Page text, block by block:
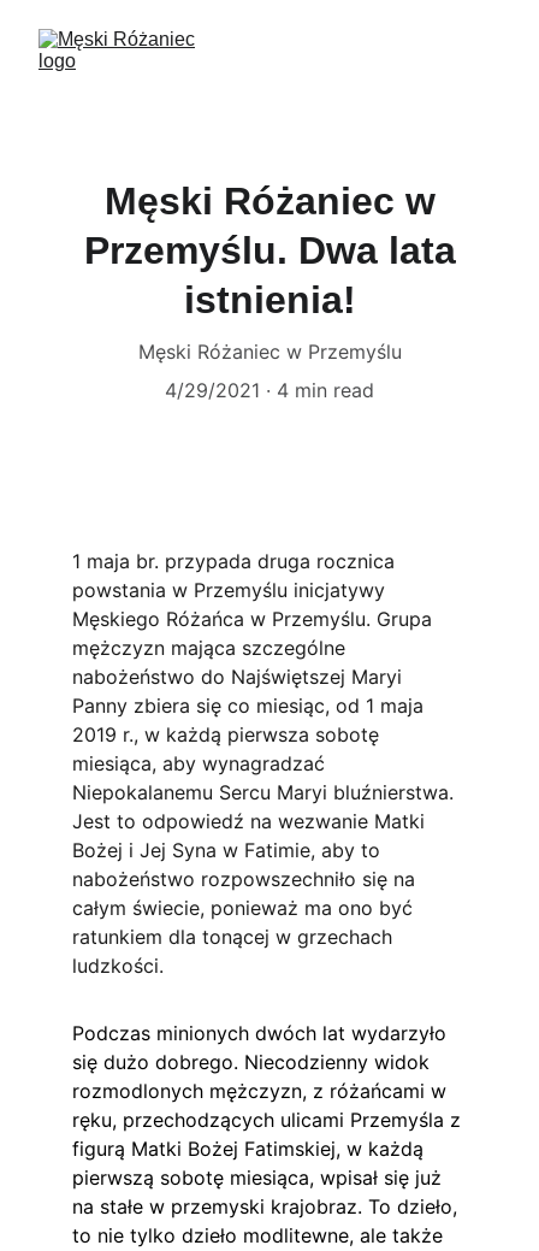
Męski Różaniec w
Przemyślu. Dwa lata
istnienia!
Męski Różaniec w Przemyślu
4/29/2021
4 min read
1 maja br. przypada druga rocznica
powstania w Przemyślu inicjatywy
Męskiego Różańca w Przemyślu. Grupa
mężczyzn mająca szczególne
nabożeństwo do Najświętszej Maryi
Panny zbiera się co miesiąc, od 1 maja
2019 r., w każdą pierwsza sobotę
miesiąca, aby wynagradzać
Niepokalanemu Sercu Maryi bluźnierstwa.
Jest to odpowiedź na wezwanie Matki
Bożej i Jej Syna w Fatimie, aby to
nabożeństwo rozpowszechniło się na
całym świecie, ponieważ ma ono być
ratunkiem dla tonącej w grzechach
ludzkości.
Podczas minionych dwóch lat wydarzyło
się dużo dobrego. Niecodzienny widok
rozmodlonych mężczyzn, z różańcami w
ręku, przechodzących ulicami Przemyśla z
figurą Matki Bożej Fatimskiej, w każdą
pierwszą sobotę miesiąca, wpisał się już
na stałe w przemyski krajobraz. To dzieło,
to nie tylko dzieło modlitewne, ale także